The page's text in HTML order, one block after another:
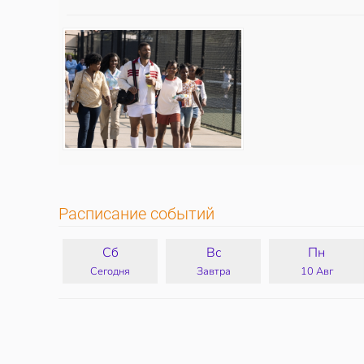
Расписание событий
Сб
Сегодня
Вс
Завтра
Пн
10 Авг